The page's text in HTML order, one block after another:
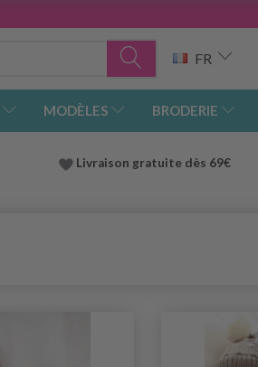
FR
MODÈLES BRODERIE
Livraison gratuite dès 69€